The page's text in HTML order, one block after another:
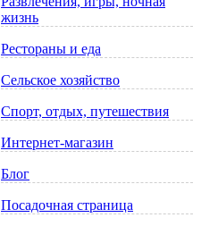
жизнь
Рестораны и еда
Сельское хозяйство
Спорт, отдых, путешествия
Интернет-магазин
Блог
Посадочная страница